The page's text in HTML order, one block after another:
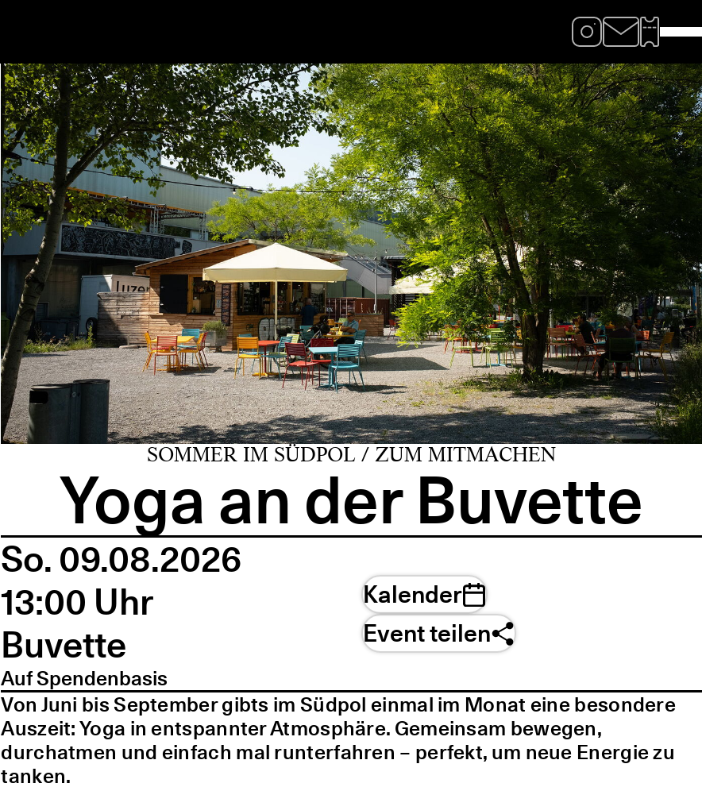
SOMMER IM SÜDPOL / ZUM MITMACHEN
Yoga an der Buvette
So. 09.08.2026
13:00 Uhr
Buvette
Auf Spendenbasis
Kalender
Event teilen
Von Juni bis September gibts im Südpol einmal im Monat eine besondere
Auszeit: Yoga in entspannter Atmosphäre. Gemeinsam bewegen,
durchatmen und einfach mal runterfahren – perfekt, um neue Energie zu
tanken.